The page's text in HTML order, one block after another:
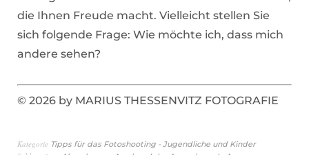
die Ihnen Freude macht. Vielleicht stellen Sie
sich folgende Frage: Wie möchte ich, dass mich
andere sehen?
© 2026 by MARIUS THESSENVITZ FOTOGRAFIE
Kategorie Tipps für das Fotoshooting - Jugendliche und Kinder